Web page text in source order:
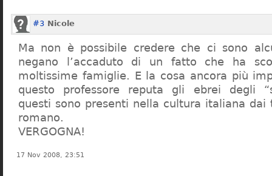
#3 Nicole
Ma non è possibile credere che ci sono
negano l’accaduto di un fatto che ha
moltissime famiglie. E la cosa ancora più
questo professore reputa gli ebrei degli
questi sono presenti nella cultura italiana dai
romano.
VERGOGNA!
17 Nov 2008, 23:51